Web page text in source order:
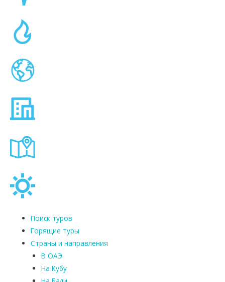
Поиск туров
Горящие туры
Страны и направления
В ОАЭ
На Кубу